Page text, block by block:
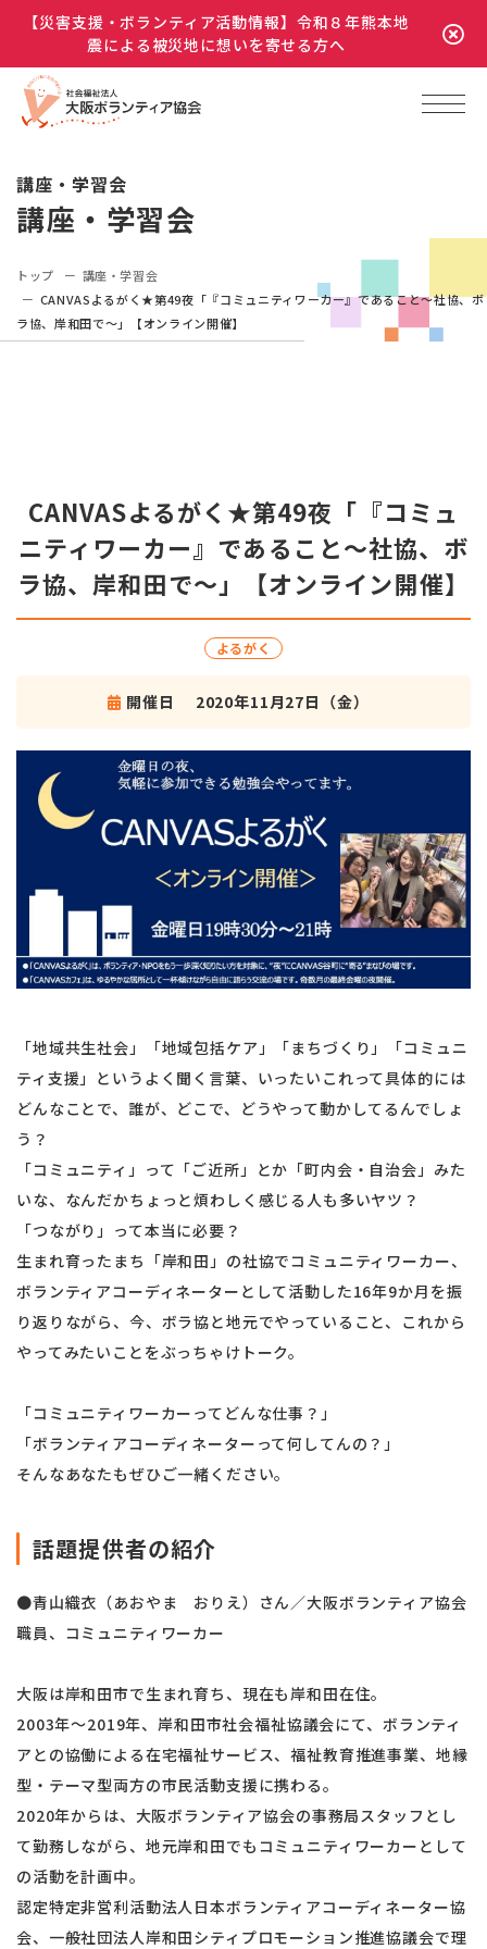
【災害支援・ボランティア活動情報】令和８年熊本地
震による被災地に想いを寄せる方へ
講座・学習会
講座・学習会
トップ
講座・学習会
CANVASよるがく★第49夜「『コミュニティワーカー』であること～社協、ボ
ラ協、岸和田で～」【オンライン開催】
CANVASよるがく★第49夜「『コミュ
ニティワーカー』であること～社協、ボ
ラ協、岸和田で～」【オンライン開催】
よるがく
開催日 2020年11月27日（金）
「地域共生社会」「地域包括ケア」「まちづくり」「コミュニ
ティ支援」というよく聞く言葉、いったいこれって具体的には
どんなことで、誰が、どこで、どうやって動かしてるんでしょ
う？
「コミュニティ」って「ご近所」とか「町内会・自治会」みた
いな、なんだかちょっと煩わしく感じる人も多いヤツ？
「つながり」って本当に必要？
生まれ育ったまち「岸和田」の社協でコミュニティワーカー、
ボランティアコーディネーターとして活動した16年9か月を振
り返りながら、今、ボラ協と地元でやっていること、これから
やってみたいことをぶっちゃけトーク。
「コミュニティワーカーってどんな仕事？」
「ボランティアコーディネーターって何してんの？」
そんなあなたもぜひご一緒ください。
話題提供者の紹介
●青山織衣（あおやま おりえ）さん／大阪ボランティア協会
職員、コミュニティワーカー
大阪は岸和田市で生まれ育ち、現在も岸和田在住。
2003年～2019年、岸和田市社会福祉協議会にて、ボランティ
アとの協働による在宅福祉サービス、福祉教育推進事業、地縁
型・テーマ型両方の市民活動支援に携わる。
2020年からは、大阪ボランティア協会の事務局スタッフとし
て勤務しながら、地元岸和田でもコミュニティワーカーとして
の活動を計画中。
認定特定非営利活動法人日本ボランティアコーディネーター協
会、一般社団法人岸和田シティプロモーション推進協議会で理